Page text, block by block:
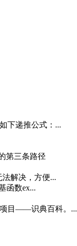
下递推公式：...
第三条路径
解决，方便...
函数ex...
项目——识典百科。...